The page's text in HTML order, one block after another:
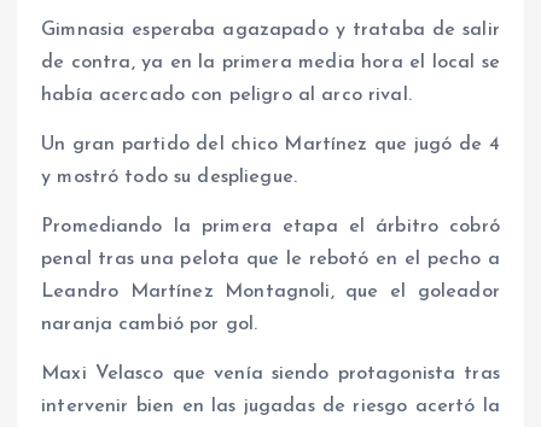
Gimnasia esperaba agazapado y trataba de salir
de contra, ya en la primera media hora el local se
había acercado con peligro al arco rival.
Un gran partido del chico Martínez que jugó de 4
y mostró todo su despliegue.
Promediando la primera etapa el árbitro cobró
penal tras una pelota que le rebotó en el pecho a
Leandro Martínez Montagnoli, que el goleador
naranja cambió por gol.
Maxi Velasco que venía siendo protagonista tras
intervenir bien en las jugadas de riesgo acertó la